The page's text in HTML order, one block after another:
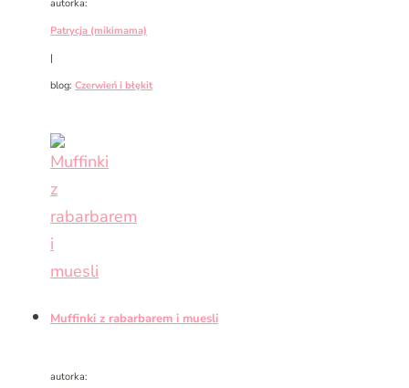
autorka:
Patrycja (mikimama)
|
blog: Czerwień i błękit
Muffinki z rabarbarem i muesli
autorka: